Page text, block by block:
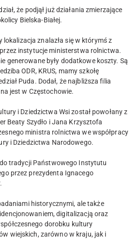
że podjął już działania zmierzające
Bielska-Białej.
lokalizacja znalazła się w którymś z
instytucje ministerstwa rolnictwa.
generowane były dodatkowe koszty. Są
ODR, KRUS, mamy szkołę
Puda. Dodał, że najbliższa filia
jest w Częstochowie.
i Dziedzictwa Wsi został powołany z
Beaty Szydło i Jana Krzysztofa
ministra rolnictwa we współpracy
i Dziedzictwa Narodowego.
tradycji Państwowego Instytutu
przez prezydenta Ignacego
historycznymi, ale także
digitalizacją oraz
dorobku kultury
wiejskich, zarówno w kraju, jak i